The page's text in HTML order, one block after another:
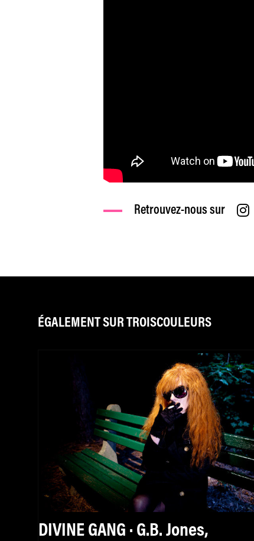
Retrouvez-nous sur
ÉGALEMENT SUR TROISCOULEURS
DIVINE GANG · G.B. Jones,